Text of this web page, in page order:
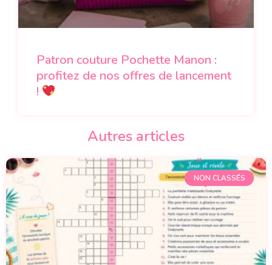
Patron couture Pochette Manon :
profitez de nos offres de lancement
!
Autres articles
NON CLASSÉS